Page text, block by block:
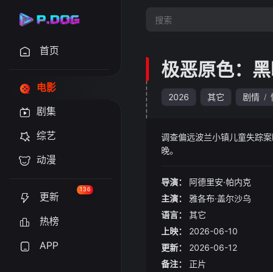
首页
电影
剧集
综艺
动漫
更新
136
热榜
APP
极恶原色：
2026 其它 剧情 /
调查偏远波兰小镇儿童失踪
晚。
导演：
阿德里安·帕内克
主演：
雅各布·盖尔沙乌
语言：
其它
上映：
2026-06-10
更新：
2026-06-12
备注：
正片